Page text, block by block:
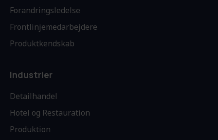
Forandringsledelse
Frontlinjemedarbejdere
Produktkendskab
Industrier
Detailhandel
Hotel og Restauration
Produktion